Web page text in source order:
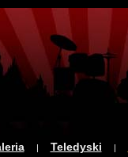
| Teledyski |